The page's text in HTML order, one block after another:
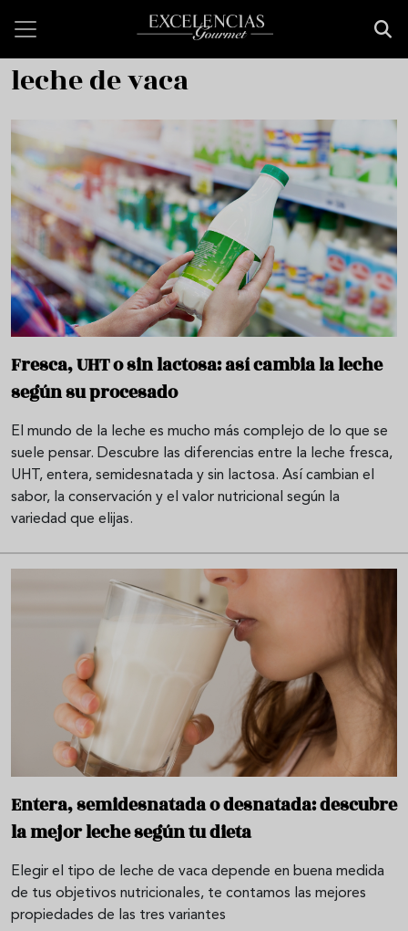
leche de vaca
Fresca, UHT o sin lactosa: así cambia la leche
según su procesado
El mundo de la leche es mucho más complejo de lo que se
suele pensar. Descubre las diferencias entre la leche fresca,
UHT, entera, semidesnatada y sin lactosa. Así cambian el
sabor, la conservación y el valor nutricional según la
variedad que elijas.
Entera, semidesnatada o desnatada: descubre
la mejor leche según tu dieta
Elegir el tipo de leche de vaca depende en buena medida
de tus objetivos nutricionales, te contamos las mejores
propiedades de las tres variantes